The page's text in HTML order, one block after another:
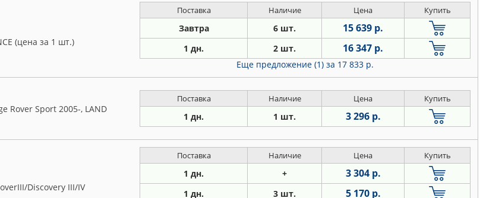
(цена за 1 шт.)
Поставка Наличие Цена Купить
Завтра 6 шт. 15 639 р.
1 дн. 2 шт. 16 347 р.
Еще предложение (1) за 17 833 р.
Rover Sport 2005-, LAND
Поставка Наличие Цена Купить
1 дн. 1 шт. 3 296 р.
Discovery III/IV
Поставка Наличие Цена Купить
1 дн. + 3 304 р.
1 дн. 3 шт. 5 170 р.